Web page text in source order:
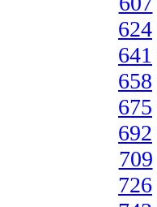
624
641
658
675
692
709
726